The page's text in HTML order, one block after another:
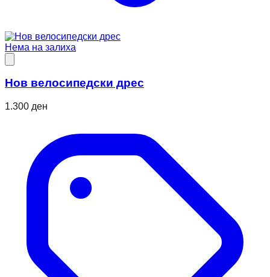
Нема на залиха
Нов велосипедски дрес
1.300 ден